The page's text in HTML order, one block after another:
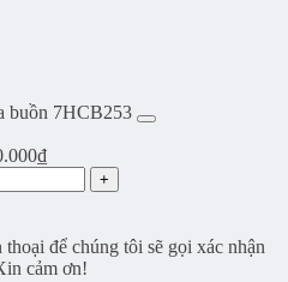
buồn 7HCB253
₫
để chúng tôi sẽ gọi xác nhận
cảm ơn!